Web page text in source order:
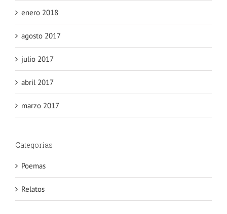
enero 2018
agosto 2017
julio 2017
abril 2017
marzo 2017
Categorías
Poemas
Relatos